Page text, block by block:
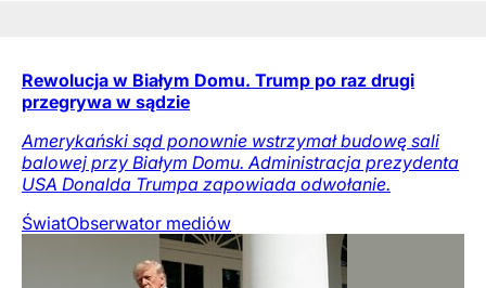
Rewolucja w Białym Domu. Trump po raz drugi
przegrywa w sądzie
Amerykański sąd ponownie wstrzymał budowę sali
balowej przy Białym Domu. Administracja prezydenta
USA Donalda Trumpa zapowiada odwołanie.
ŚwiatObserwator mediów